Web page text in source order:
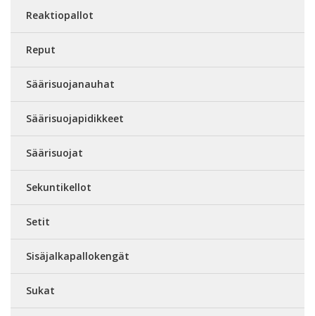
Reaktiopallot
Reput
Säärisuojanauhat
Säärisuojapidikkeet
Säärisuojat
Sekuntikellot
Setit
Sisäjalkapallokengät
Sukat